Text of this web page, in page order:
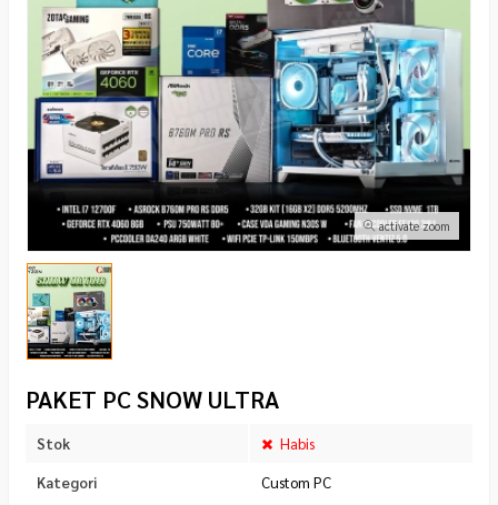
activate zoom
PAKET PC SNOW ULTRA
Stok Habis
Kategori Custom PC